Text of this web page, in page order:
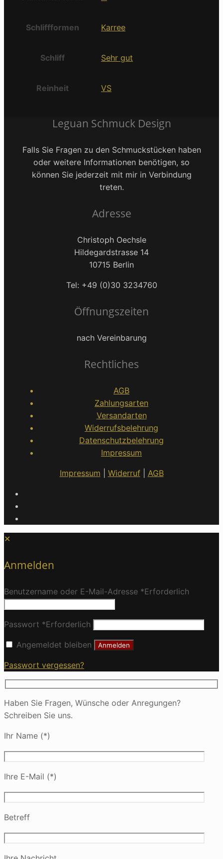
Schliffformen Karree
Schliff Sehr gut
Reinheit VS
Leguan Schmuck Design
Falls Sie Fragen zu den Schmuckstücken haben
oder weitere Informationen benötigen, so
können Sie jederzeit mit mir in Verbindung
treten.
Adresse
Christoph Oechsle
Hildegardstrasse 14
10715 Berlin
Tel: +49 (0)30 3234760
Öffnungszeiten
nach Vereinbarung
Rechtliches
AGB
Zahlungsarten
Versandarten
Widerrufsbelehrung
Datenschutzbelehrung
Impressum
Impressum Widerruf| AGB
✕
Anmelden
Benutzername oder E-Mail-Adresse *Erforderlich
Passwort *Erforderlich
Angemeldet bleiben Anmelden
Passwort vergessen?
Haben Sie Fragen, Wünsche oder Anregungen?
Schreiben Sie uns.
Ihr Name (*)
Ihre E-Mail (*)
Betreff